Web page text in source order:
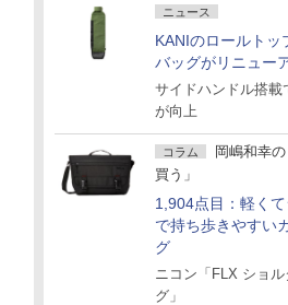
ニュース
KANIのロールトッ
バッグがリニュー
サイドハンドル搭載
が向上
コラム
岡嶋和幸
買う」
1,904点目：軽く
で持ち歩きやすい
グ
ニコン「FLX ショル
グ」